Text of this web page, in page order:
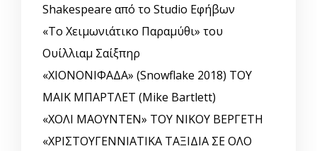
Shakespeare από το Studio Εφήβων
«Το Χειμωνιάτικο Παραμύθι» του
Ουίλλιαμ Σαίξπηρ
«ΧΙΟΝΟΝΙΦΑΔΑ» (Snowflake 2018) ΤΟΥ
ΜΑΙΚ ΜΠΑΡΤΛΕΤ (Mike Bartlett)
«ΧΟΛΙ ΜΑΟΥΝΤΕΝ» ΤΟΥ ΝΙΚΟΥ ΒΕΡΓΕΤΗ
«ΧΡΙΣΤΟΥΓΕΝΝΙΑΤΙΚΑ ΤΑΞΙΔΙΑ ΣΕ ΟΛΟ